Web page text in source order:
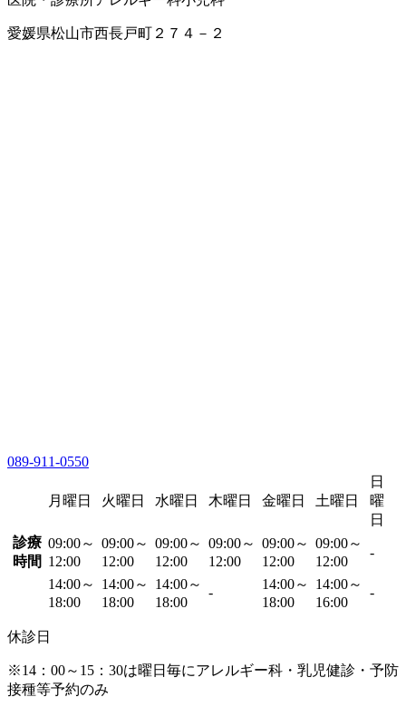
愛媛県松山市西長戸町２７４－２
089-911-0550
月曜日 火曜日 水曜日 木曜日 金曜日 土曜日
日
曜
日
診療
時間
09:00～
12:00
09:00～
12:00
09:00～
12:00
09:00～
12:00
09:00～
12:00
09:00～
12:00
-
14:00～
18:00
14:00～
18:00
14:00～
18:00
-
14:00～
18:00
14:00～
16:00
-
休診日
※14：00～15：30は曜日毎にアレルギー科・乳児健診・予防
接種等予約のみ